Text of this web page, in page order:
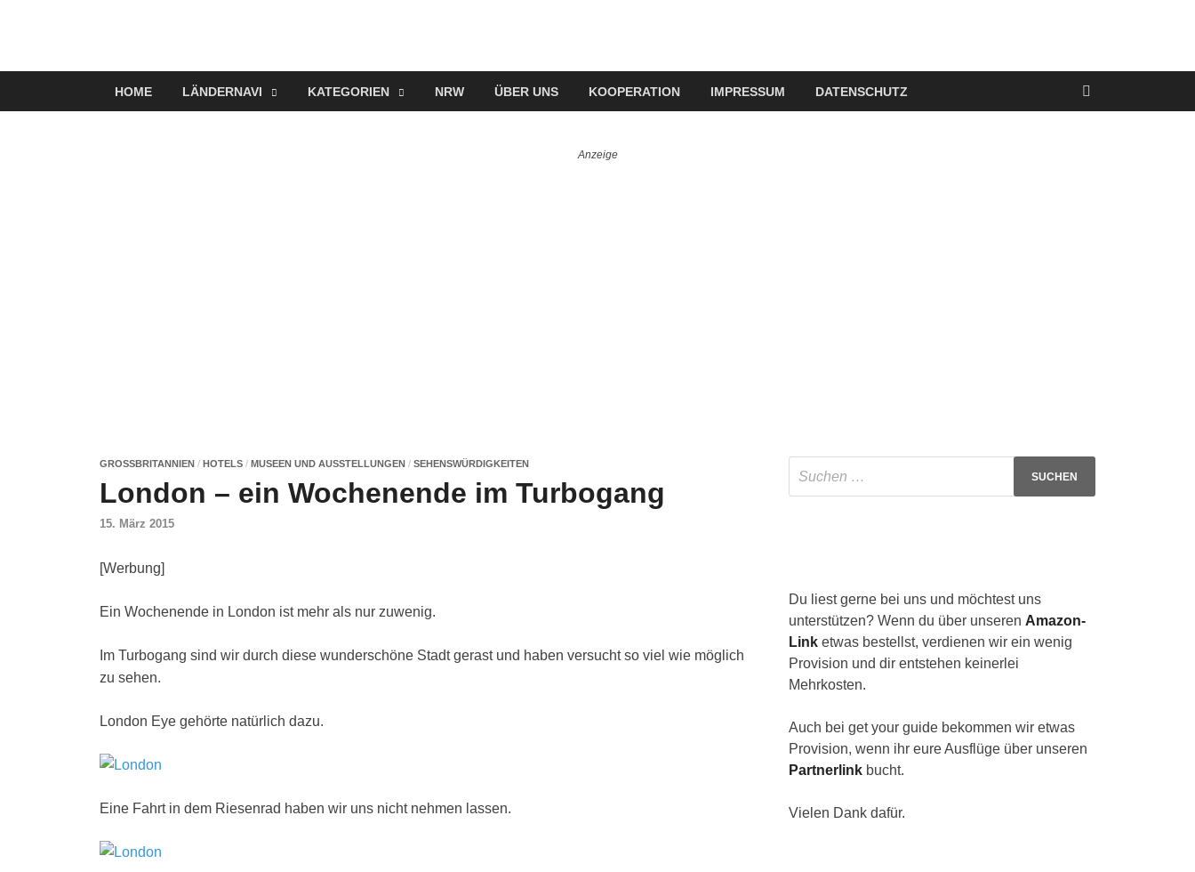
VerTRAVELt
HOME LÄNDERNAVI KATEGORIEN NRW ÜBER UNS KOOPERATION IMPRESSUM DATENSCHUTZ
GROSSBRITANNIEN / HOTELS / MUSEEN UND AUSSTELLUNGEN / SEHENSWÜRDIGKEITEN
London – ein Wochenende im Turbogang
15. März 2015
[Werbung]
Ein Wochenende in London ist mehr als nur zuwenig.
Im Turbogang sind wir durch diese wunderschöne Stadt gerast und haben versucht so viel wie möglich
zu sehen.
London Eye gehörte natürlich dazu.
Eine Fahrt in dem Riesenrad haben wir uns nicht nehmen lassen.
Du liest gerne bei uns und möchtest uns
unterstützen? Wenn du über unseren Amazon-
Link etwas bestellst, verdienen wir ein wenig
Provision und dir entstehen keinerlei
Mehrkosten.
Auch bei get your guide bekommen wir etwas
Provision, wenn ihr eure Ausflüge über unseren
Partnerlink bucht.
Vielen Dank dafür.